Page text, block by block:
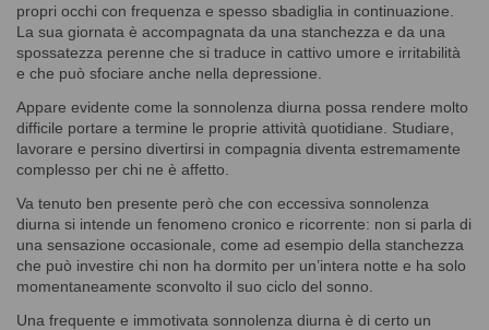
propri occhi con frequenza e spesso sbadiglia in continuazione.
La sua giornata è accompagnata da una stanchezza e da una
spossatezza perenne che si traduce in cattivo umore e irritabilità
e che può sfociare anche nella depressione.
Appare evidente come la sonnolenza diurna possa rendere molto
difficile portare a termine le proprie attività quotidiane. Studiare,
lavorare e persino divertirsi in compagnia diventa estremamente
complesso per chi ne è affetto.
Va tenuto ben presente però che con eccessiva sonnolenza
diurna si intende un fenomeno cronico e ricorrente: non si parla di
una sensazione occasionale, come ad esempio della stanchezza
che può investire chi non ha dormito per un’intera notte e ha solo
momentaneamente sconvolto il suo ciclo del sonno.
Una frequente e immotivata sonnolenza diurna è di certo un